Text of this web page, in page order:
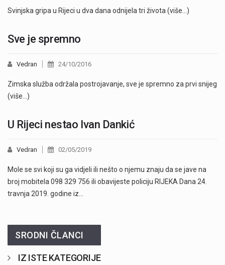
Svinjska gripa u Rijeci u dva dana odnijela tri života (više…)
Sve je spremno
Vedran 24/10/2016
Zimska služba održala postrojavanje, sve je spremno za prvi snijeg
(više…)
U Rijeci nestao Ivan Dankić
Vedran 02/05/2019
Mole se svi koji su ga vidjeli ili nešto o njemu znaju da se jave na
broj mobitela 098 329 756 ili obavijeste policiju RIJEKA Dana 24.
travnja 2019. godine iz…
SRODNI ČLANCI
IZ ISTE KATEGORIJE